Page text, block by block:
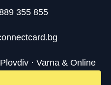
355 855
· Varna & Online